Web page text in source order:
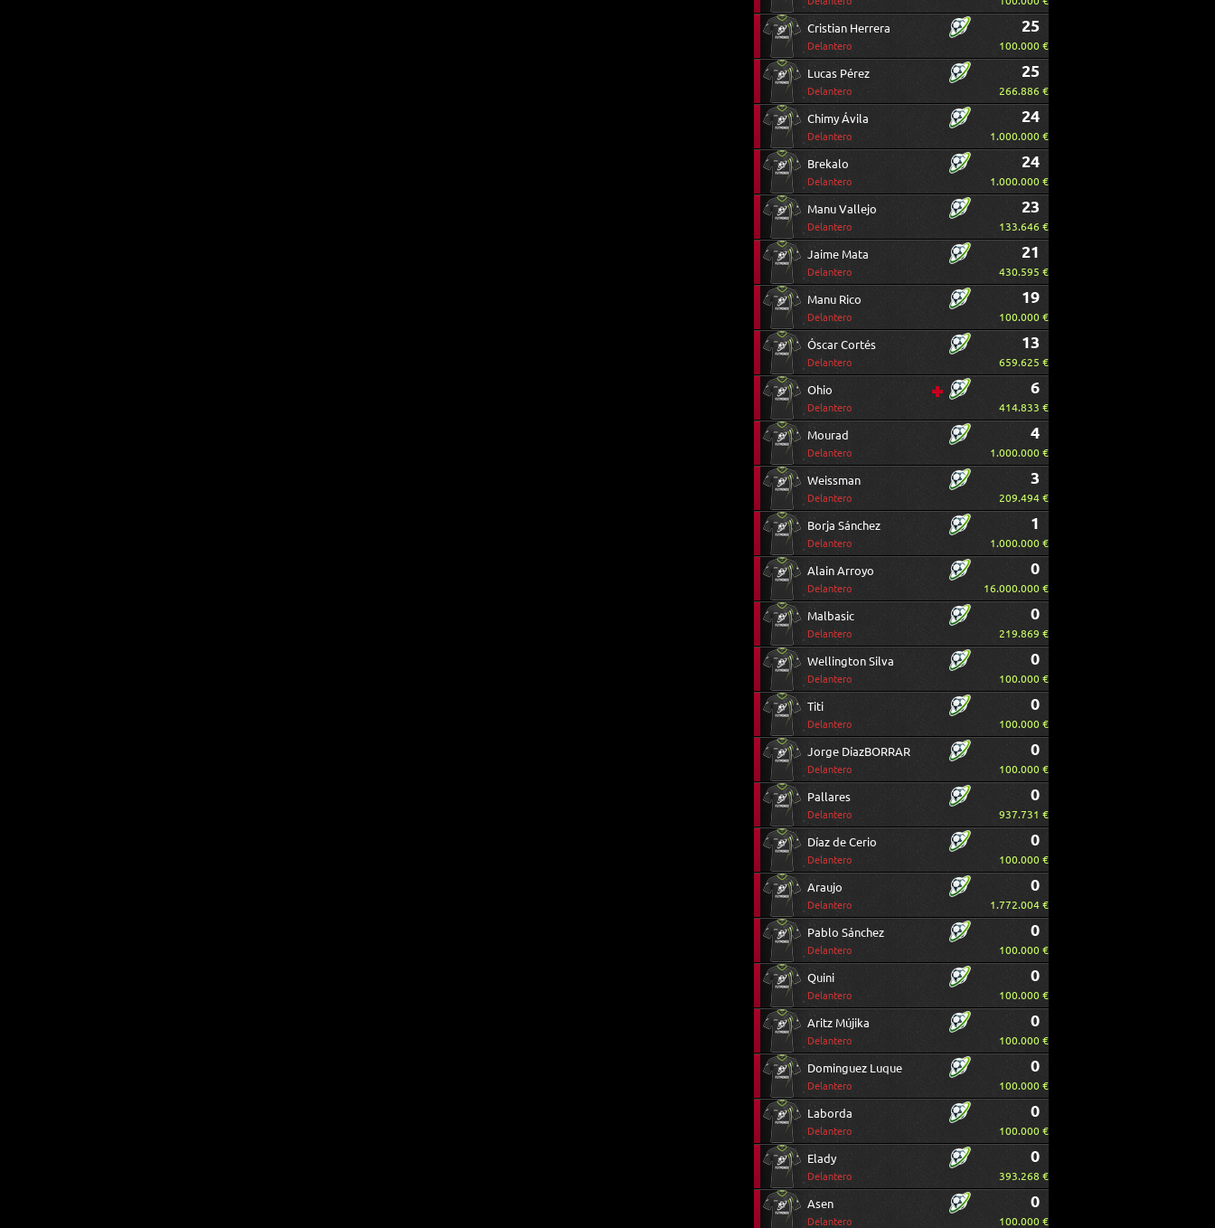
Cristian Herrera
Delantero
25
100.000 €
Lucas Pérez
Delantero
25
266.886 €
Chimy Ávila
Delantero
24
1.000.000 €
Brekalo
Delantero
24
1.000.000 €
Manu Vallejo
Delantero
23
133.646 €
Jaime Mata
Delantero
21
430.595 €
Manu Rico
Delantero
19
100.000 €
Óscar Cortés
Delantero
13
659.625 €
Ohio
Delantero
6
414.833 €
Mourad
Delantero
4
1.000.000 €
Weissman
Delantero
3
209.494 €
Borja Sánchez
Delantero
1
1.000.000 €
Alain Arroyo
Delantero
0
16.000.000 €
Malbasic
Delantero
0
219.869 €
Wellington Silva
Delantero
0
100.000 €
Titi
Delantero
0
100.000 €
Jorge DíazBORRAR
Delantero
0
100.000 €
Pallares
Delantero
0
937.731 €
Díaz de Cerio
Delantero
0
100.000 €
Araujo
Delantero
0
1.772.004 €
Pablo Sánchez
Delantero
0
100.000 €
Quini
Delantero
0
100.000 €
Aritz Mújika
Delantero
0
100.000 €
Dominguez Luque
Delantero
0
100.000 €
Laborda
Delantero
0
100.000 €
Elady
Delantero
0
393.268 €
Asen
Delantero
0
100.000 €